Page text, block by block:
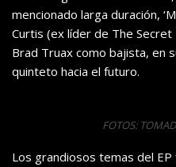
mencionado larga duración,
Curtis (ex líder de The
Brad Truax como bajista, en
quinteto hacia el futuro.
FOTOS:
Los grandiosos temas del